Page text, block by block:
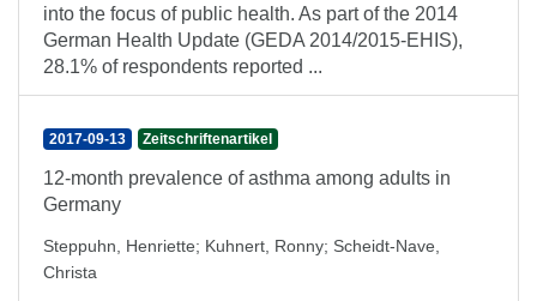
into the focus of public health. As part of the 2014
German Health Update (GEDA 2014/2015-EHIS),
28.1% of respondents reported ...
2017-09-13 Zeitschriftenartikel
12-month prevalence of asthma among adults in
Germany
Steppuhn, Henriette; Kuhnert, Ronny; Scheidt-Nave,
Christa